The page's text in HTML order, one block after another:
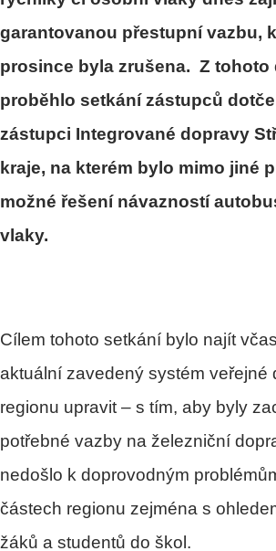
garantovanou přestupní vazbu,
prosince byla zrušena. Z tohoto
proběhlo setkání zástupců
zástupci Integrované dopravy
kraje, na kterém bylo mimo jiné
možné řešení návazností
vlaky.
Cílem tohoto setkání bylo najít
aktuální zavedený systém veřejné
regionu upravit – s tím, aby byly
potřebné vazby na železniční
nedošlo k doprovodným
částech regionu zejména s
žáků a studentů do škol.